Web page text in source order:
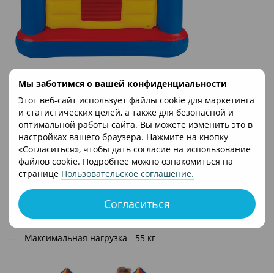
Мы заботимся о вашей конфиденциальности
Этот веб-сайт использует файлы cookie для маркетинга
и статистических целей, а также для безопасной и
оптимальной работы сайта. Вы можете изменить это в
настройках вашего браузера. Нажмите на кнопку
«Согласиться», чтобы дать согласие на использование
файлов cookie. Подробнее можно ознакомиться на
странице Пользовательское соглашение.
Согласиться
Характеристики надувного батута Intex
48259:
Длина - 175 см
Ширина - 175 см
Высота - 135 см
Размеры - (ДxШxВ) 175 x 175 x 135см
Возраст ребенка - 2+ лет
Дно - надувное
Максимальная нагрузка - 55 кг